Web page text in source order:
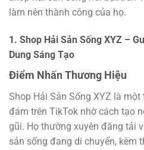
làm nên thành công của họ.
1. Shop Hải Sản Sống XYZ –
Dung Sáng Tạo
Điểm Nhấn Thương Hiệu
Shop Hải Sản Sống XYZ là
đám trên TikTok nhờ cách tạo
gũi. Họ thường xuyên đăng tải
sản sống đang di chuyển, kèm